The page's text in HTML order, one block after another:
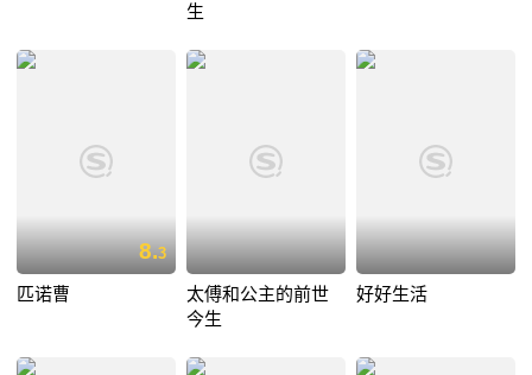
生
8.3
匹诺曹
太傅和公主的前世
今生
好好生活